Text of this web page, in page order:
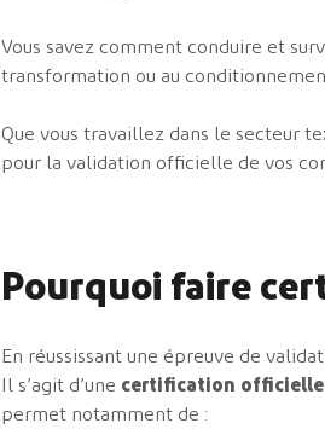
Vous savez comment conduire et
transformation ou au
Que vous travaillez dans le secteur
pour la validation officielle de vos
Pourquoi faire
En réussissant une épreuve de
Il s’agit d’une certification officielle
permet notamment de :